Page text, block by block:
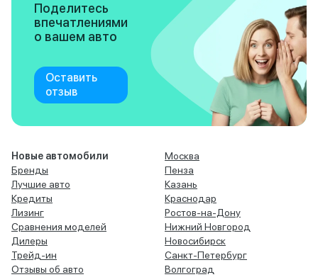
Поделитесь
впечатлениями
о вашем авто
Оставить
отзыв
Новые автомобили
Бренды
Лучшие авто
Кредиты
Лизинг
Сравнения моделей
Дилеры
Трейд-ин
Отзывы об авто
Москва
Пенза
Казань
Краснодар
Ростов-на-Дону
Нижний Новгород
Новосибирск
Санкт-Петербург
Волгоград